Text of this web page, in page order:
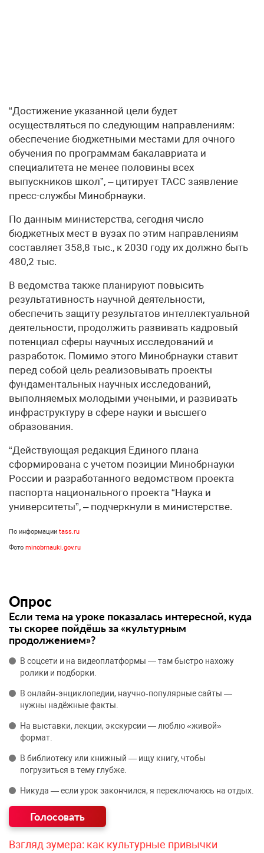
“Достижение указанной цели будет
осуществляться по следующим направлениям:
обеспечение бюджетными местами для очного
обучения по программам бакалавриата и
специалитета не менее половины всех
выпускников школ”, – цитирует ТАСС заявление
пресс-службы Минобрнауки.
По данным министерства, сегодня число
бюджетных мест в вузах по этим направлениям
составляет 358,8 тыс., к 2030 году их должно быть
480,2 тыс.
В ведомства также планируют повысить
результативность научной деятельности,
обеспечить защиту результатов интеллектуальной
деятельности, продолжить развивать кадровый
потенциал сферы научных исследований и
разработок. Помимо этого Минобрнауки ставит
перед собой цель реализовывать проекты
фундаментальных научных исследований,
выполняемых молодыми учеными, и развивать
инфраструктуру в сфере науки и высшего
образования.
“Действующая редакция Единого плана
сформирована с учетом позиции Минобрнауки
России и разработанного ведомством проекта
паспорта национального проекта “Наука и
университеты”, – подчеркнули в министерстве.
По информации tass.ru
Фото minobrnauki.gov.ru
Опрос
Если тема на уроке показалась интересной, куда
ты скорее пойдёшь за «культурным
продолжением»?
В соцсети и на видеоплатформы — там быстро нахожу
ролики и подборки.
В онлайн‑энциклопедии, научно‑популярные сайты —
нужны надёжные факты.
На выставки, лекции, экскурсии — люблю «живой»
формат.
В библиотеку или книжный — ищу книгу, чтобы
погрузиться в тему глубже.
Никуда — если урок закончился, я переключаюсь на отдых.
Взгляд зумера: как культурные привычки